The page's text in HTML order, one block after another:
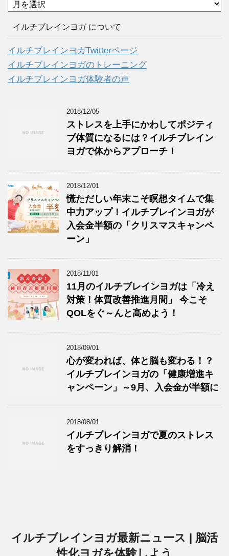
ー
イルチブレインヨガ について
イルチブレインヨガTwitterページ
イルチブレインヨガのトレーニング
イルチブレインヨガ体験者の声
2018/12/05
ストレスを上手にかわしてポジティ
ブ体質になるには？イルチブレイン
ヨガで体からアプローチ！
2018/12/01
慌ただしい年末こそ瞑想タイムで集
中力アップ！イルチブレインヨガが
入会金半額の「クリスマスキャンペ
ーン」
2018/11/01
11月のイルチブレインヨガは「冷え
対策！体質改善推進月間」 今こそ
QOLをぐ～んと高めよう！
2018/09/01
心が変われば、体と脳も変わる！？
イルチブレインヨガの「健康増進キ
ャンペーン」～9月、入会金が半額に
2018/08/01
イルチブレインヨガで夏のストレス
をすっきり解消！
イルチブレインヨガ最新ニュース | 脳活
性化ヨガを体験しよう